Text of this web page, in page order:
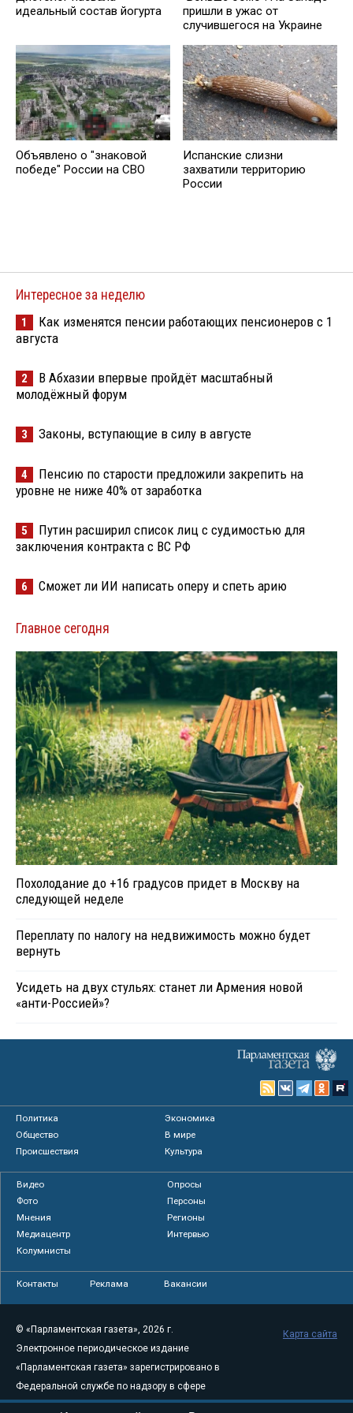
идеальный состав йогурта
пришли в ужас от
случившегося на Украине
Объявлено о "знаковой
победе" России на СВО
Испанские слизни
захватили территорию
России
Интересное за неделю
1
Как изменятся пенсии работающих пенсионеров с 1
августа
2
В Абхазии впервые пройдёт масштабный
молодёжный форум
3 Законы, вступающие в силу в августе
4
Пенсию по старости предложили закрепить на
уровне не ниже 40% от заработка
5
Путин расширил список лиц с судимостью для
заключения контракта с ВС РФ
6 Сможет ли ИИ написать оперу и спеть арию
Главное сегодня
Похолодание до +16 градусов придет в Москву на
следующей неделе
Переплату по налогу на недвижимость можно будет
вернуть
Усидеть на двух стульях: станет ли Армения новой
«анти-Россией»?
Политика
Экономика
Общество
В мире
Происшествия
Культура
Видео
Опросы
Фото
Персоны
Мнения
Регионы
Медиацентр
Интервью
Колумнисты
Контакты Реклама Вакансии
© «Парламентская газета», 2026 г.
Электронное периодическое издание
«Парламентская газета» зарегистрировано в
Федеральной службе по надзору в сфере
связи, информационных технологий и
Карта сайта